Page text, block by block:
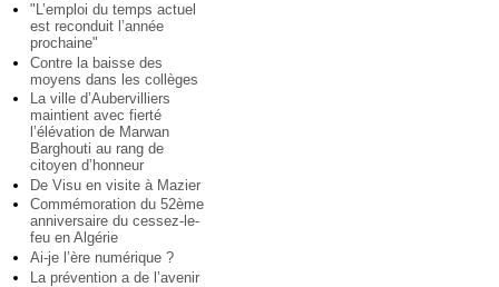
"L’emploi du temps actuel
est reconduit l’année
prochaine"
Contre la baisse des
moyens dans les collèges
La ville d’Aubervilliers
maintient avec fierté
l’élévation de Marwan
Barghouti au rang de
citoyen d’honneur
De Visu en visite à Mazier
Commémoration du 52ème
anniversaire du cessez-le-
feu en Algérie
Ai-je l’ère numérique ?
La prévention a de l’avenir